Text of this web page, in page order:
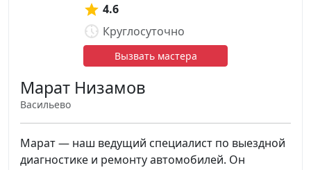
4.6
Круглосуточно
Вызвать мастера
Марат Низамов
Васильево
Марат — наш ведущий специалист по выездной
диагностике и ремонту автомобилей. Он